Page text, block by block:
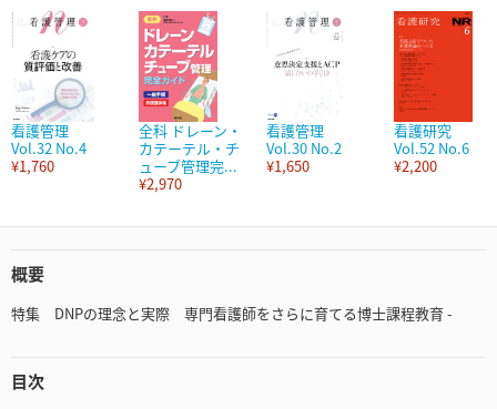
看護管理
Vol.32 No.4
¥1,760
全科 ドレーン・
カテーテル・チ
ューブ管理完...
¥2,970
看護管理
Vol.30 No.2
¥1,650
看護研究
Vol.52 No.6
¥2,200
概要
特集 DNPの理念と実際 専門看護師をさらに育てる博士課程教育 -
目次